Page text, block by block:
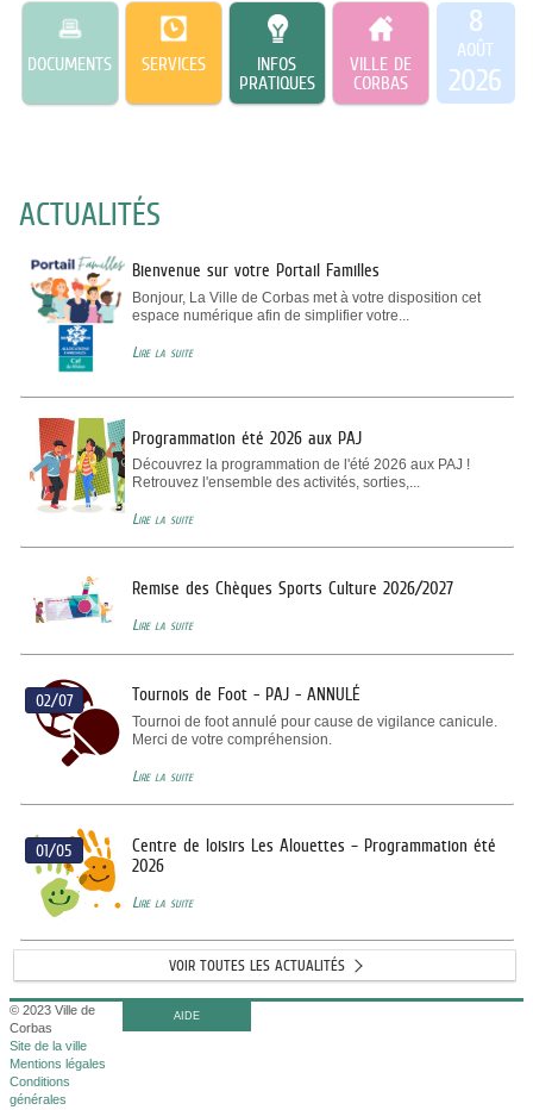
DOCUMENTS SERVICES
INFOS
PRATIQUES
VILLE DE
CORBAS
8
AOÛT
2026
ACTUALITÉS
Bienvenue sur votre Portail Familles
Bonjour, La Ville de Corbas met à votre disposition cet
espace numérique afin de simplifier votre...
Lire la suite
Programmation été 2026 aux PAJ
Découvrez la programmation de l'été 2026 aux PAJ !
Retrouvez l'ensemble des activités, sorties,...
Lire la suite
Remise des Chèques Sports Culture 2026/2027
Lire la suite
02/07 Tournois de Foot - PAJ - ANNULÉ
Tournoi de foot annulé pour cause de vigilance canicule.
Merci de votre compréhension.
Lire la suite
01/05
Centre de loisirs Les Alouettes – Programmation été
2026
Lire la suite
VOIR TOUTES LES ACTUALITÉS
© 2023 Ville de
Corbas
Site de la ville
Mentions légales
Conditions
générales
AIDE